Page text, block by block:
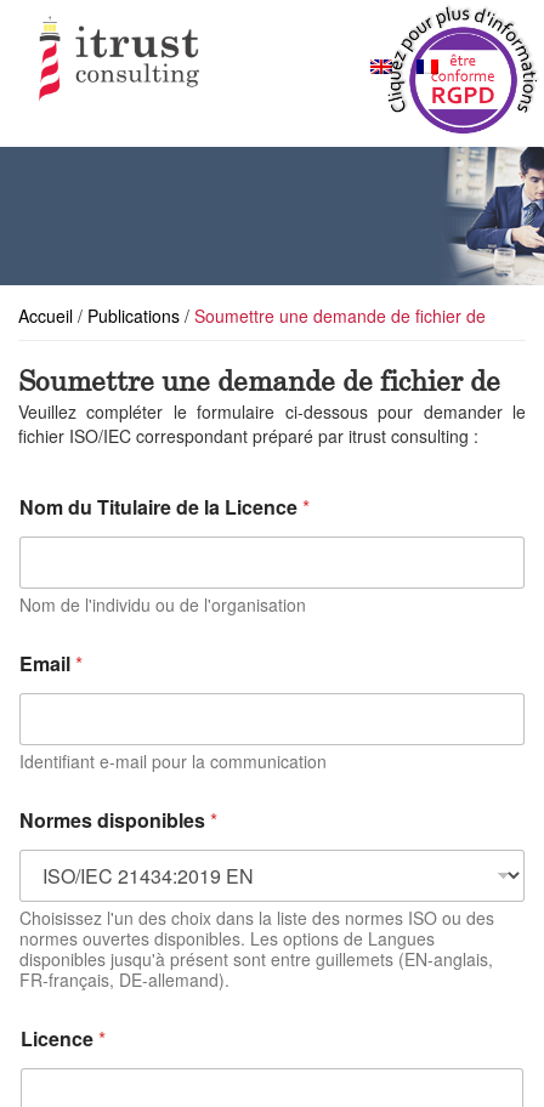
Accueil / Publications / Soumettre une demande de fichier de
Soumettre une demande de fichier de
Veuillez compléter le formulaire ci-dessous pour demander le
fichier ISO/IEC correspondant préparé par itrust consulting :
e
d
s
p
n
i
b
e
s
o
m
m
n
t
a
i
r
s
Nom du Titulaire de la Licence*
Nom de l'individu ou de l'organisation
Email*
Identifiant e-mail pour la communication
Normes disponibles*
Choisissez l'un des choix dans la liste des normes ISO ou des
normes ouvertes disponibles. Les options de Langues
disponibles jusqu'à présent sont entre guillemets (EN-anglais,
FR-français, DE-allemand).
Licence*